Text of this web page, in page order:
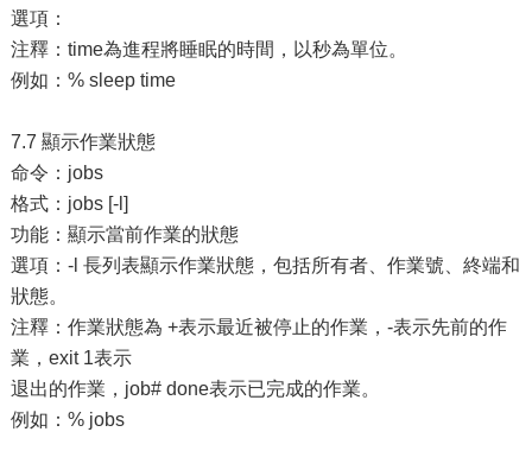
選項：
注釋：time為進程將睡眠的時間，以秒為單位。
例如：% sleep time
7.7 顯示作業狀態
命令：jobs
格式：jobs [-l]
功能：顯示當前作業的狀態
選項：-l 長列表顯示作業狀態，包括所有者、作業號、終端和
狀態。
注釋：作業狀態為 +表示最近被停止的作業，-表示先前的作
業，exit 1表示
退出的作業，job# done表示已完成的作業。
例如：% jobs